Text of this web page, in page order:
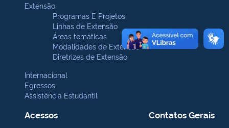
Extensão
Programas E Projetos
Linhas de Extensão
Áreas temáticas
Modalidades de Extensão
Diretrizes de Extensão
Internacional
Egressos
Assistência Estudantil
Acessos Contatos Gerais